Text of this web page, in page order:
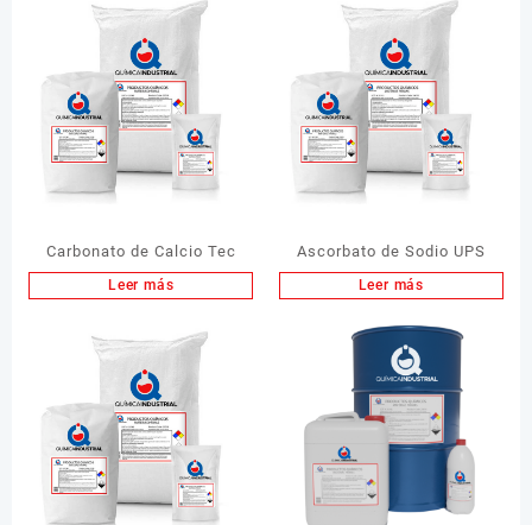
Carbonato de Calcio Tec
Leer más
Ascorbato de Sodio UPS
Leer más